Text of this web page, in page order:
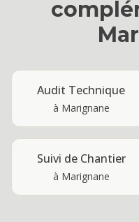
Audit Technique
à Marignane
Suivi de Chantier
à Marignane